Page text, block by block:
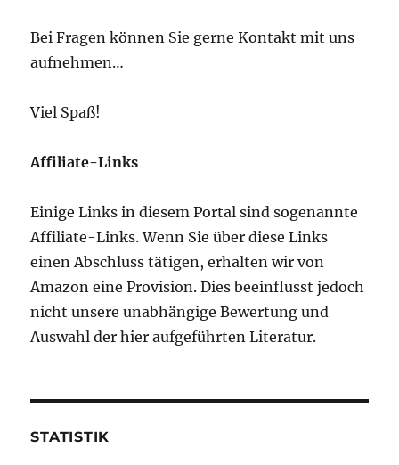
Bei Fragen können Sie gerne Kontakt mit uns
aufnehmen…
Viel Spaß!
Affiliate-Links
Einige Links in diesem Portal sind sogenannte
Affiliate-Links. Wenn Sie über diese Links
einen Abschluss tätigen, erhalten wir von
Amazon eine Provision. Dies beeinflusst jedoch
nicht unsere unabhängige Bewertung und
Auswahl der hier aufgeführten Literatur.
STATISTIK